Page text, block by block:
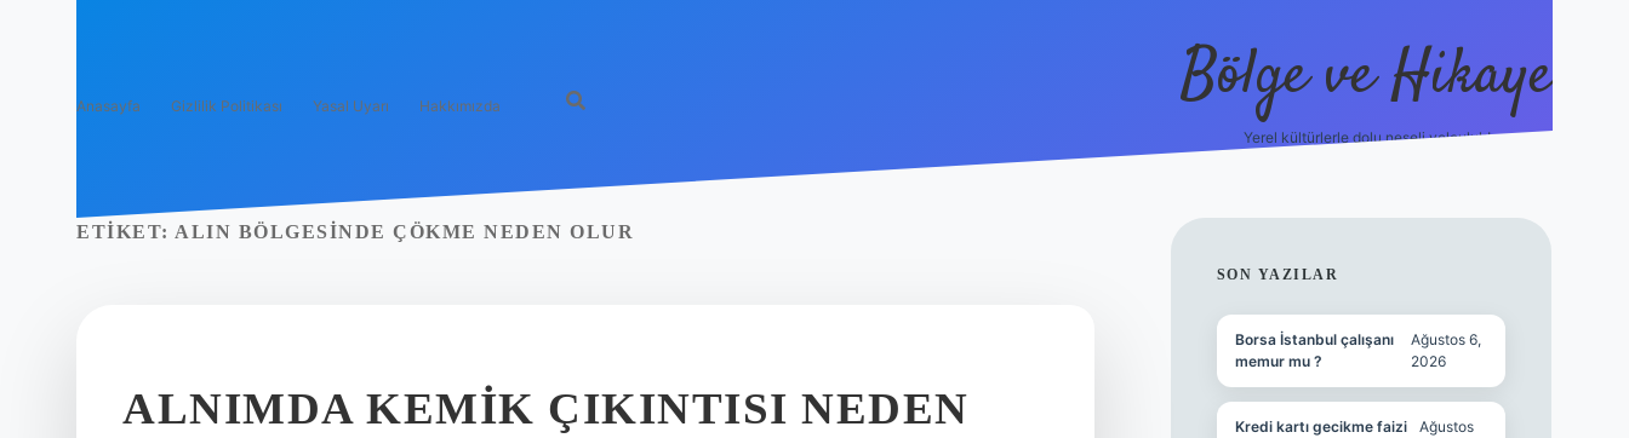
Anasayfa Gizlilik Politikası Yasal Uyarı Hakkımızda Bölge ve Hikaye
Yerel kültürlerle dolu neşeli yolculuk!
ETIKET: ALIN BÖLGESINDE ÇÖKME NEDEN OLUR
ALNIMDA KEMIK ÇIKINTISI NEDEN
SIDEBAR
SON YAZILAR
Borsa İstanbul çalışanı
memur mu ?
Ağustos 6,
2026
Kredi kartı gecikme faizi
Ağustos
grand